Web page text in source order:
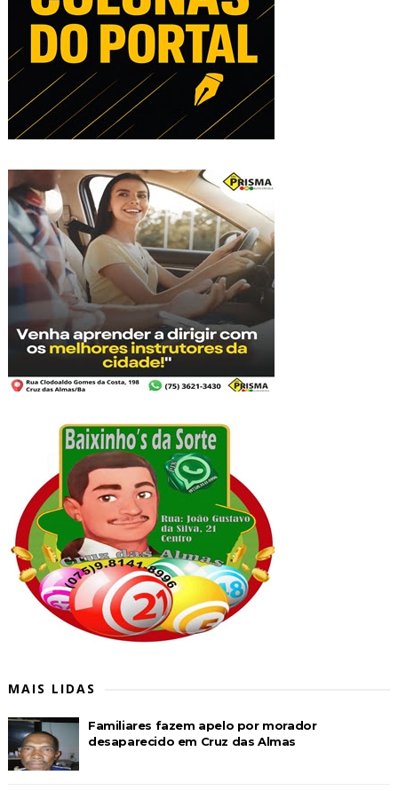
MAIS LIDAS
Familiares fazem apelo por morador
desaparecido em Cruz das Almas